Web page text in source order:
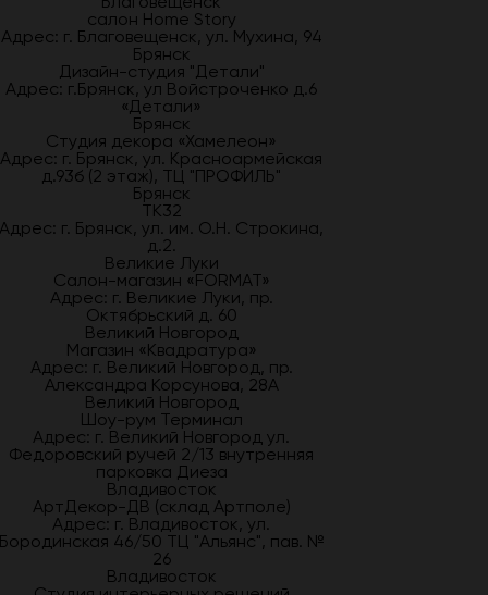
салон Home Story
Адрес: г. Благовещенск, ул. Мухина, 94
Брянск
Дизайн-студия "Детали"
Адрес: г.Брянск, ул Войстроченко д.6
«Детали»
Брянск
Студия декора «Хамелеон»
Адрес: г. Брянск, ул. Красноармейская
д.93б (2 этаж), ТЦ "ПРОФИЛЬ"
Брянск
ТК32
Адрес: г. Брянск, ул. им. О.Н. Строкина,
д.2.
Великие Луки
Салон-магазин «FORMAT»
Адрес: г. Великие Луки, пр.
Октябрьский д. 60
Великий Новгород
Магазин «Квадратура»
Адрес: г. Великий Новгород, пр.
Александра Корсунова, 28А
Великий Новгород
Шоу-рум Терминал
Адрес: г. Великий Новгород ул.
Федоровский ручей 2/13 внутренняя
парковка Диеза
Владивосток
АртДекор-ДВ (склад Артполе)
Адрес: г. Владивосток, ул.
46/50 ТЦ "Альянс", пав. №
26
Владивосток